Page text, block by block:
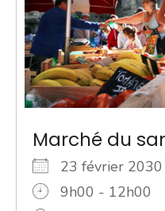
Marché du
23 février
9h00 - 12h00